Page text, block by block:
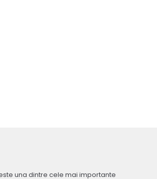
una dintre cele mai importante